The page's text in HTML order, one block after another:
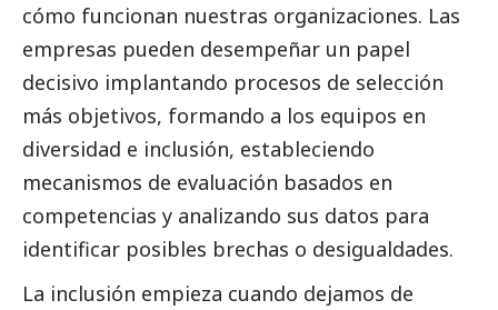
cómo funcionan nuestras organizaciones. Las
empresas pueden desempeñar un papel
decisivo implantando procesos de selección
más objetivos, formando a los equipos en
diversidad e inclusión, estableciendo
mecanismos de evaluación basados en
competencias y analizando sus datos para
identificar posibles brechas o desigualdades.
La inclusión empieza cuando dejamos de